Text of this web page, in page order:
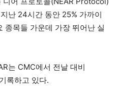
난 24시간 동안 25% 가까이
종목들 가운데 가장 뛰어난 실
는 CMC에서 전날 대비
록하고 있다.